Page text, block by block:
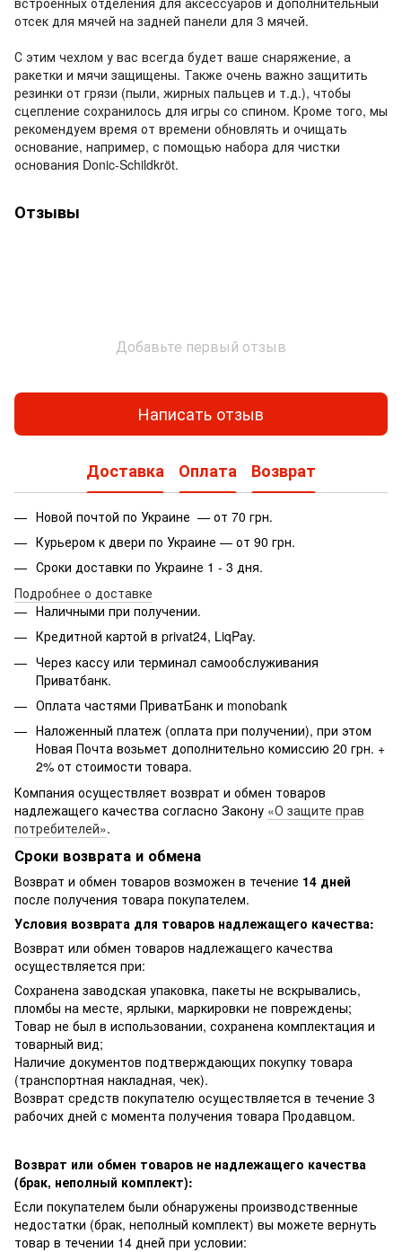
отсек для мячей на задней панели для 3 мячей.
С этим чехлом у вас всегда будет ваше снаряжение, а
ракетки и мячи защищены. Также очень важно защитить
резинки от грязи (пыли, жирных пальцев и т.д.), чтобы
сцепление сохранилось для игры со спином. Кроме того, мы
рекомендуем время от времени обновлять и очищать
основание, например, с помощью набора для чистки
основания Donic-Schildkröt.
Отзывы
Добавьте первый отзыв
Написать отзыв
Доставка Оплата Возврат
Новой почтой по Украине — от 70 грн.
Курьером к двери по Украине — от 90 грн.
Сроки доставки по Украине 1 - 3 дня.
Подробнее о доставке
Наличными при получении.
Кредитной картой в privat24, LiqPay.
Через кассу или терминал самообслуживания
Приватбанк.
Оплата частями ПриватБанк и monobank
Наложенный платеж (оплата при получении), при этом
Новая Почта возьмет дополнительно комиссию 20 грн. +
2% от стоимости товара.
Компания осуществляет возврат и обмен товаров
надлежащего качества согласно Закону «О защите прав
потребителей».
Сроки возврата и обмена
Возврат и обмен товаров возможен в течение 14 дней
после получения товара покупателем.
Условия возврата для товаров надлежащего качества:
Возврат или обмен товаров надлежащего качества
осуществляется при:
Сохранена заводская упаковка, пакеты не вскрывались,
пломбы на месте, ярлыки, маркировки не повреждены;
Товар не был в использовании, сохранена комплектация и
товарный вид;
Наличие документов подтверждающих покупку товара
(транспортная накладная, чек).
Возврат средств покупателю осуществляется в течение 3
рабочих дней с момента получения товара Продавцом.
Возврат или обмен товаров не надлежащего качества
(брак, неполный комплект):
Если покупателем были обнаружены производственные
недостатки (брак, неполный комплект) вы можете вернуть
товар в течении 14 дней при условии: